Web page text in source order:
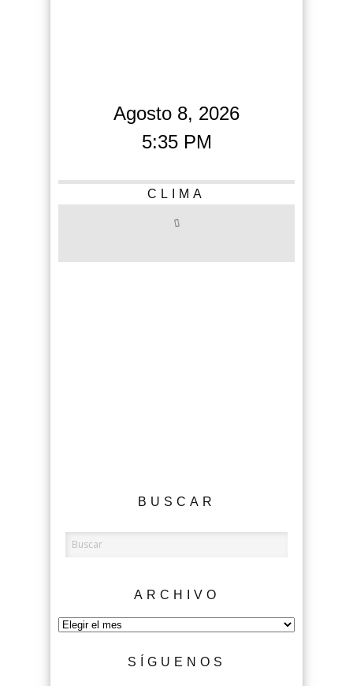
Agosto 8, 2026
5:35 PM
CLIMA
BUSCAR
ARCHIVO
Archivo
SÍGUENOS